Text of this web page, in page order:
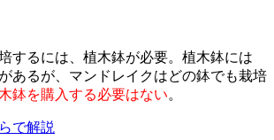
するには、植木鉢が必要。植木鉢には
あるが、マンドレイクはどの鉢でも栽培
鉢を購入する必要はない。
で解説